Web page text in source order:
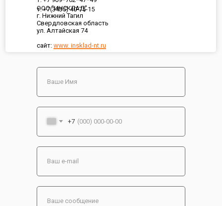
ООО "ИНСКЛАД"
г. Нижний Тагил
Свердловская область
ул. Алтайская 74
сайт: www. insklad-nt.ru
т. +7(3435) 40-75-15
+7